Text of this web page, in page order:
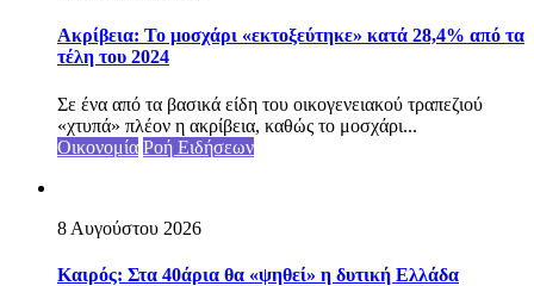
Ακρίβεια: Το μοσχάρι «εκτοξεύτηκε» κατά 28,4% από τα
τέλη του 2024
Σε ένα από τα βασικά είδη του οικογενειακού τραπεζιού
«χτυπά» πλέον η ακρίβεια, καθώς το μοσχάρι...
Οικονομία Ροή Ειδήσεων
8 Αυγούστου 2026
Καιρός: Στα 40άρια θα «ψηθεί» η δυτική Ελλάδα